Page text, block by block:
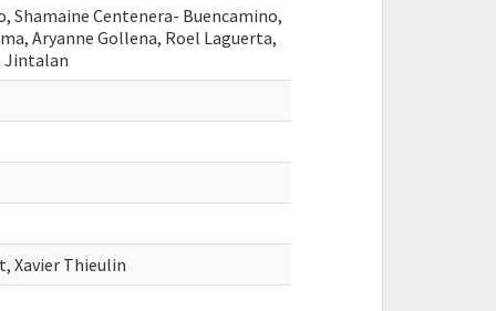
Shamaine Centenera- Buencamino,
Aryanne Gollena, Roel Laguerta,
Jintalan
Xavier Thieulin